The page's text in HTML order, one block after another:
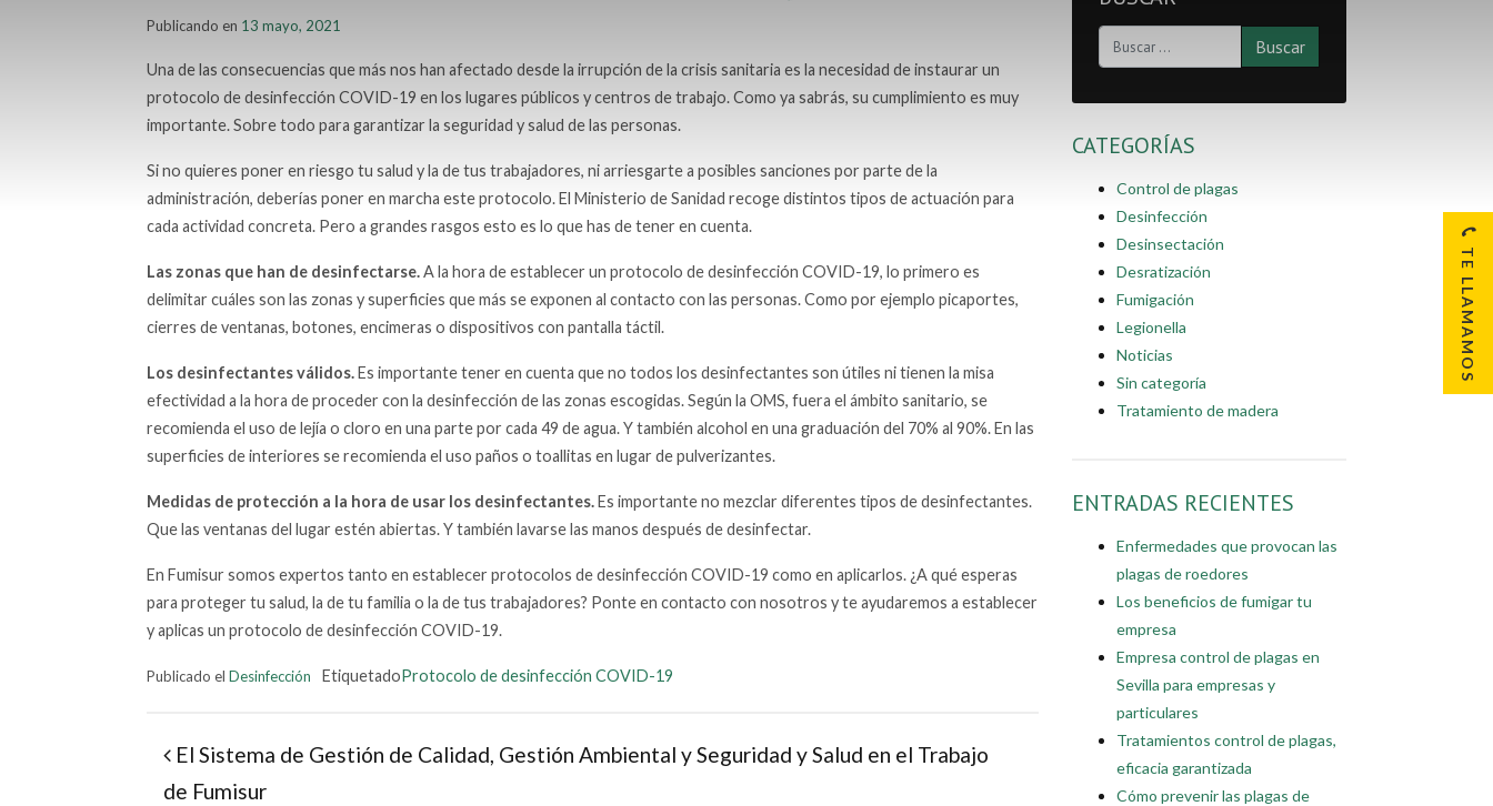
Publicando en 13 mayo, 2021
Una de las consecuencias que más nos han afectado desde la irrupción de la crisis sanitaria es la necesidad de instaurar un
protocolo de desinfección COVID-19 en los lugares públicos y centros de trabajo. Como ya sabrás, su cumplimiento es muy
importante. Sobre todo para garantizar la seguridad y salud de las personas.
Si no quieres poner en riesgo tu salud y la de tus trabajadores, ni arriesgarte a posibles sanciones por parte de la
administración, deberías poner en marcha este protocolo. El Ministerio de Sanidad recoge distintos tipos de actuación para
cada actividad concreta. Pero a grandes rasgos esto es lo que has de tener en cuenta.
Las zonas que han de desinfectarse.A la hora de establecer un protocolo de desinfección COVID-19, lo primero es
delimitar cuáles son las zonas y superficies que más se exponen al contacto con las personas. Como por ejemplo picaportes,
cierres de ventanas, botones, encimeras o dispositivos con pantalla táctil.
Los desinfectantes válidos.Es importante tener en cuenta que no todos los desinfectantes son útiles ni tienen la misa
efectividad a la hora de proceder con la desinfección de las zonas escogidas. Según la OMS, fuera el ámbito sanitario, se
recomienda el uso de lejía o cloro en una parte por cada 49 de agua. Y también alcohol en una graduación del 70% al 90%. En las
superficies de interiores se recomienda el uso paños o toallitas en lugar de pulverizantes.
Medidas de protección a la hora de usar los desinfectantes.Es importante no mezclar diferentes tipos de desinfectantes.
Que las ventanas del lugar estén abiertas. Y también lavarse las manos después de desinfectar.
En Fumisur somos expertos tanto en establecer protocolos de desinfección COVID-19 como en aplicarlos. ¿A qué esperas
para proteger tu salud, la de tu familia o la de tus trabajadores? Ponte en contacto con nosotros y te ayudaremos a establecer
y aplicas un protocolo de desinfección COVID-19.
Publicado el Desinfección EtiquetadoProtocolo de desinfección COVID-19
Post navigation
El Sistema de Gestión de Calidad, Gestión Ambiental y Seguridad y Salud en el Trabajo
de Fumisur
CATEGORÍAS
Control de plagas
Desinfección
Desinsectación
Desratización
Fumigación
Legionella
Noticias
Sin categoría
Tratamiento de madera
ENTRADAS RECIENTES
Enfermedades que provocan las
plagas de roedores
Los beneficios de fumigar tu
empresa
Empresa control de plagas en
Sevilla para empresas y
particulares
Tratamientos control de plagas,
eficacia garantizada
Cómo prevenir las plagas de
TE LLAMAMOS